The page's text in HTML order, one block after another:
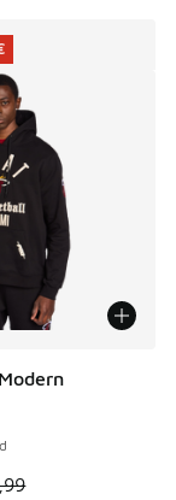
promotion.